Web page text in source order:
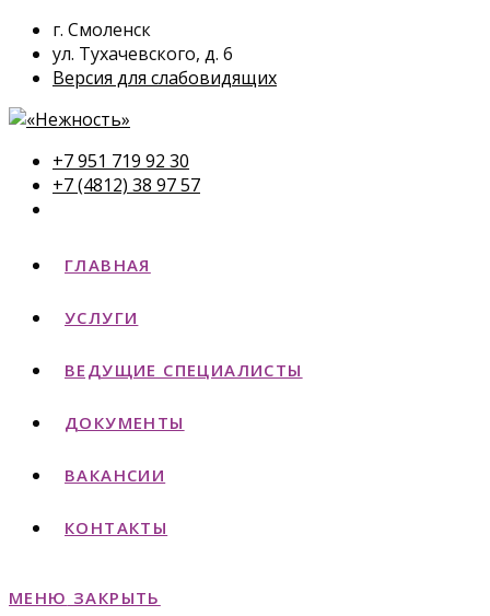
г. Смоленск
ул. Тухачевского, д. 6
Версия для слабовидящих
+7 951 719 92 30
+7 (4812) 38 97 57
ГЛАВНАЯ
УСЛУГИ
ВЕДУЩИЕ СПЕЦИАЛИСТЫ
ДОКУМЕНТЫ
ВАКАНСИИ
КОНТАКТЫ
МЕНЮ ЗАКРЫТЬ